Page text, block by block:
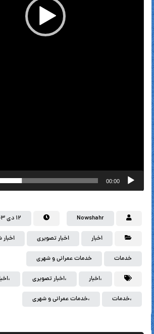
00:00
Nowshahr ۱۲ دی ۱۴۰۳
اخبار اخبار تصویری
خدمات خدمات عمرانی و شهری
،اخبار ،اخبار تصویری
،خدمات ،خدمات عمرانی و شهری